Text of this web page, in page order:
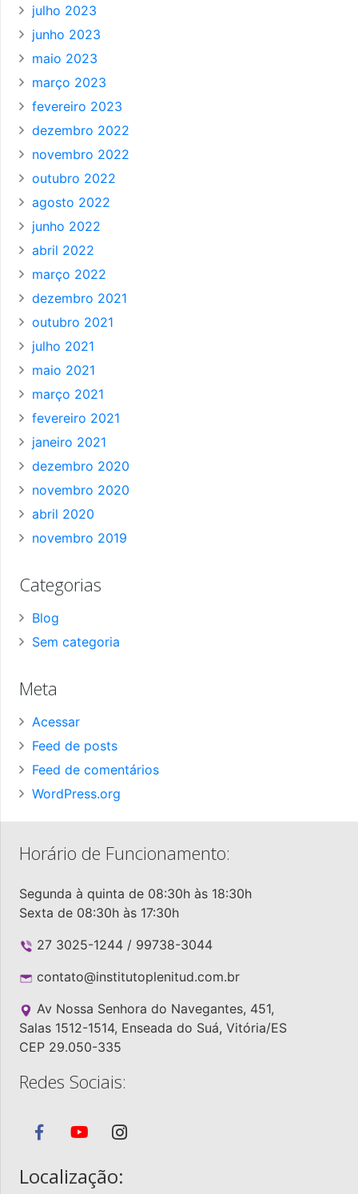
julho 2023
junho 2023
maio 2023
março 2023
fevereiro 2023
dezembro 2022
novembro 2022
outubro 2022
agosto 2022
junho 2022
abril 2022
março 2022
dezembro 2021
outubro 2021
julho 2021
maio 2021
março 2021
fevereiro 2021
janeiro 2021
dezembro 2020
novembro 2020
abril 2020
novembro 2019
Categorias
Blog
Sem categoria
Meta
Acessar
Feed de posts
Feed de comentários
WordPress.org
Horário de Funcionamento:
Segunda à quinta de 08:30h às 18:30h
Sexta de 08:30h às 17:30h
27 3025-1244 / 99738-3044
contato@institutoplenitud.com.br
Av Nossa Senhora do Navegantes, 451,
Salas 1512-1514, Enseada do Suá, Vitória/ES
CEP 29.050-335
Redes Sociais:
Localização: